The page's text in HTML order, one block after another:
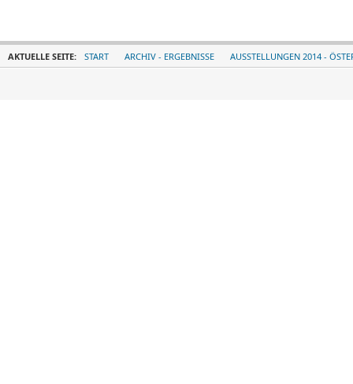
AKTUELLE SEITE: START ARCHIV - ERGEBNISSE AUSSTELLUNGEN 2014 -